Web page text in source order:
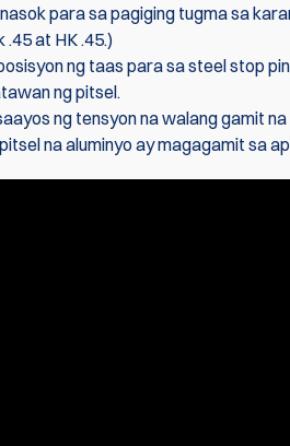
para sa pagiging tugma sa
.45 at HK .45.)
ng taas para sa steel stop
ng pitsel.
ng tensyon na walang gamit
na aluminyo ay magagamit sa